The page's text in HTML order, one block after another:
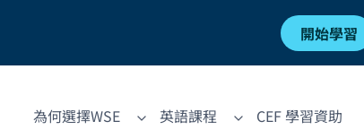
開始學習
為何選擇WSE 英語課程 CEF 學習資助